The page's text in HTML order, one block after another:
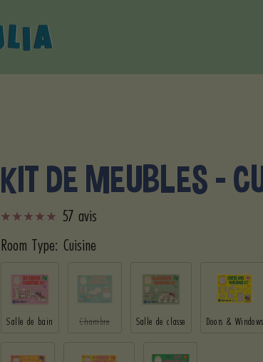
KIT DE MEUBLES -
57 avis
Room Type: Cuisine
Salle de bain Chambre Salle de classe Doors & Windows